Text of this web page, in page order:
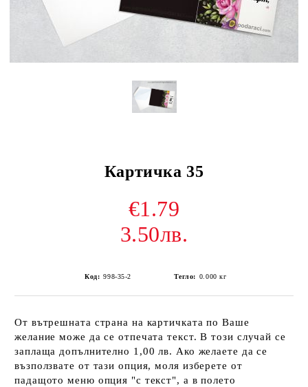
Картичка 35
€1.79
3.50лв.
Код: 998-35-2 Тегло: 0.000 кг
От вътрешната страна на картичката по Ваше
желание може да се отпечата текст. В този случай се
заплаща допълнително 1,00 лв. Ако желаете да се
възползвате от тази опция, моля изберете от
падащото меню опция "с текст", а в полето